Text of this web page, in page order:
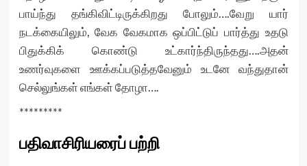
பாய்ந்து தங்கிவிட்டிருக்கிறது போலும்….வேறு யார்
நடக்கையிலும், வேக வேகமாக ஒப்பிட்டுப் பார்த்து உதடு
பிதுக்கிக் கொண்டு உட்கார்ந்திருந்தது….அதன்
உணர்வுகளை ஊக்கப்படுத்தவேனும் உடனே வந்துதான்
செல்லுங்கள் எங்கள் தோழா….
*********
பதிவாசிரியரைப் பற்றி